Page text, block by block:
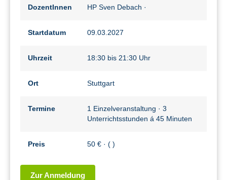
DozentInnen HP Sven Debach ·
Startdatum 09.03.2027
Uhrzeit 18:30 bis 21:30 Uhr
Ort Stuttgart
Termine
1 Einzelveranstaltung · 3
Unterrichtsstunden á 45 Minuten
Preis 50 € · ( )
Zur Anmeldung